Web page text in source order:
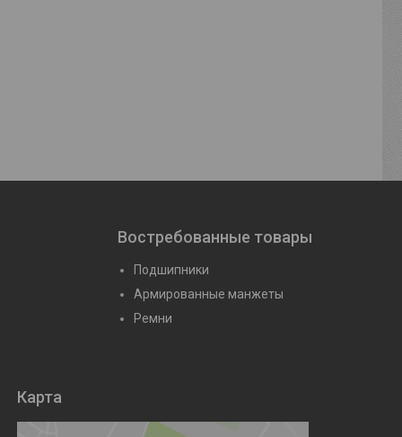
Востребованные товары
Подшипники
Армированные манжеты
Ремни
Карта